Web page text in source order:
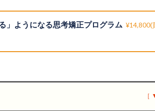
」ようになる思考矯正プログラム ¥14,800(